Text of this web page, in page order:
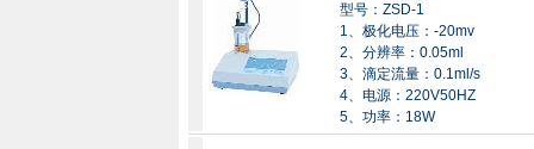
型号：ZSD-1
1、极化电压：-20mv
2、分辨率：0.05ml
3、滴定流量：0.1ml/s
4、电源：220V50HZ
5、功率：18W